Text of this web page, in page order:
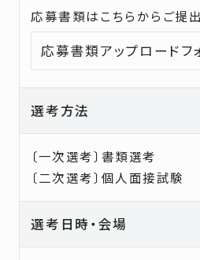
応募書類はこちらからご提出
応募書類アップロードフ
選考方法
〔一次選考〕書類選考
〔二次選考〕個人面接試験
選考日時・会場